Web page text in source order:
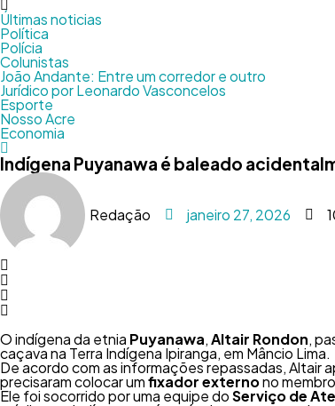
Últimas noticias
Política
Polícia
Colunistas
João Andante: Entre um corredor e outro
Jurídico por Leonardo Vasconcelos
Esporte
Nosso Acre
Economia
Indígena Puyanawa é baleado
Redação janeiro 27, 2026
O indígena da etnia Puyanawa,Altair Rondon,
caçava na Terra Indígena Ipiranga, em Mâncio Lima.
De acordo com as informações repassadas, Altair
precisaram colocar umfixador externono
Ele foi socorrido por uma equipe doServiço de